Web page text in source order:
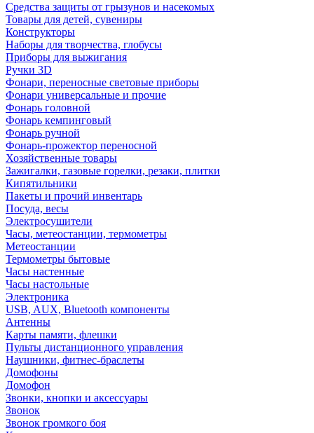
Средства защиты от грызунов и насекомых
Товары для детей, сувениры
Конструкторы
Наборы для творчества, глобусы
Приборы для выжигания
Ручки 3D
Фонари, переносные световые приборы
Фонари универсальные и прочие
Фонарь головной
Фонарь кемпинговый
Фонарь ручной
Фонарь-прожектор переносной
Хозяйственные товары
Зажигалки, газовые горелки, резаки, плитки
Кипятильники
Пакеты и прочий инвентарь
Посуда, весы
Электросушители
Часы, метеостанции, термометры
Метеостанции
Термометры бытовые
Часы настенные
Часы настольные
Электроника
USB, AUX, Bluetooth компоненты
Антенны
Карты памяти, флешки
Пульты дистанционного управления
Наушники, фитнес-браслеты
Домофоны
Домофон
Звонки, кнопки и аксессуары
Звонок
Звонок громкого боя